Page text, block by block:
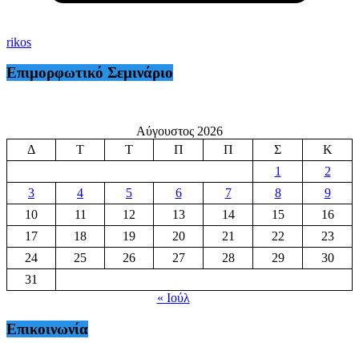
rikos
Επιμορφωτικό Σεμινάριο
Αύγουστος 2026
Δ
Τ Τ Π Π Σ
Κ
1
2
3
4 5 6 7 8
9
10
11 12 13 14 15
16
17
18 19 20 21 22
23
24
25 26 27 28 29
30
31
« Ιούλ
Επικοινωνία